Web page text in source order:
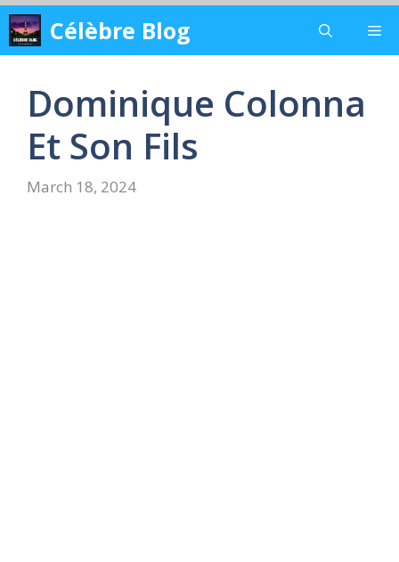
Skip
to
content
Célèbre Blog
Dominique Colonna
Et Son Fils
March 18, 2024